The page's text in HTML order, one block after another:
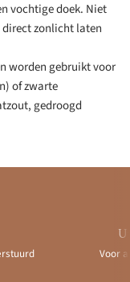
vochtige doek. Niet
zonlicht laten
worden gebruikt voor
of zwarte
gedroogd
Voor